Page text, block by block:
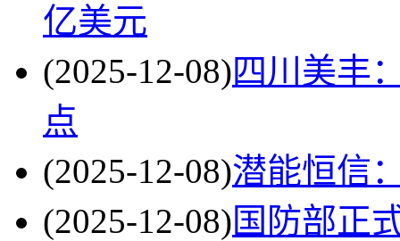
亿美元
(2025-12-08)四川美丰
点
(2025-12-08)潜能恒信
(2025-12-08)国防部正